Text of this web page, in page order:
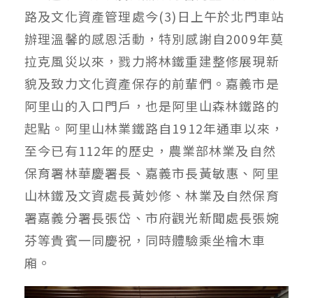
路及文化資產管理處今(3)日上午於北門車站
辦理溫馨的感恩活動，特別感謝自2009年莫
拉克風災以來，戮力將林鐵重建整修展現新
貌及致力文化資產保存的前輩們。嘉義市是
阿里山的入口門戶，也是阿里山森林鐵路的
起點。阿里山林業鐵路自1912年通車以來，
至今已有112年的歷史，農業部林業及自然
保育署林華慶署長、嘉義市長黃敏惠、阿里
山林鐵及文資處長黃妙修、林業及自然保育
署嘉義分署長張岱、市府觀光新聞處長張婉
芬等貴賓一同慶祝，同時體驗乘坐檜木車
廂。